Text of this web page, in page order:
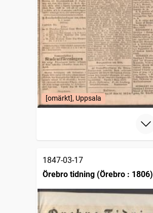
[omärkt], Uppsala
1847-03-17
Örebro tidning (Örebro : 1806)